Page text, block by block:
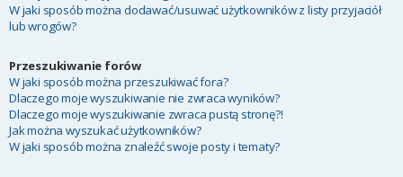
W jaki sposób można dodawać/usuwać użytkowników z listy przyjaciół
lub wrogów?
Przeszukiwanie forów
W jaki sposób można przeszukiwać fora?
Dlaczego moje wyszukiwanie nie zwraca wyników?
Dlaczego moje wyszukiwanie zwraca pustą stronę?!
Jak można wyszukać użytkowników?
W jaki sposób można znaleźć swoje posty i tematy?